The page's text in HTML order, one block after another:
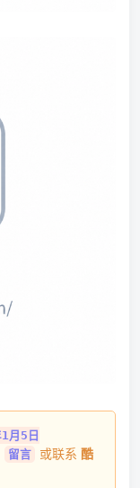
月5日
留言 或联系 酷